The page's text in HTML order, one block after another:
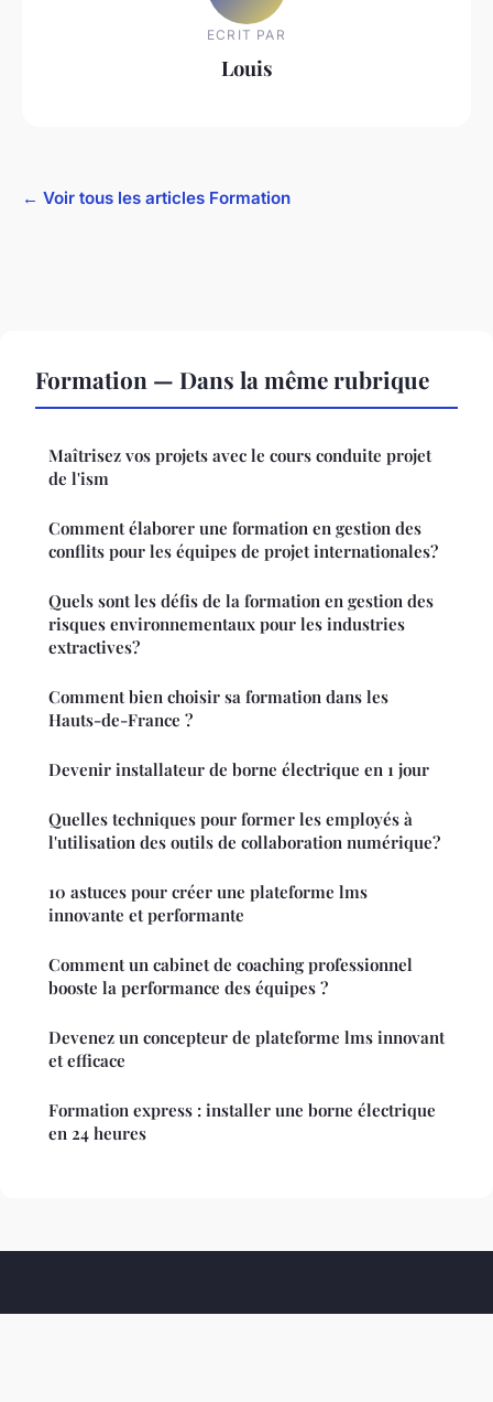
ECRIT PAR
Louis
← Voir tous les articles Formation
Formation — Dans la même rubrique
Maîtrisez vos projets avec le cours conduite projet
de l'ism
Comment élaborer une formation en gestion des
conflits pour les équipes de projet internationales?
Quels sont les défis de la formation en gestion des
risques environnementaux pour les industries
extractives?
Comment bien choisir sa formation dans les
Hauts-de-France ?
Devenir installateur de borne électrique en 1 jour
Quelles techniques pour former les employés à
l'utilisation des outils de collaboration numérique?
10 astuces pour créer une plateforme lms
innovante et performante
Comment un cabinet de coaching professionnel
booste la performance des équipes ?
Devenez un concepteur de plateforme lms innovant
et efficace
Formation express : installer une borne électrique
en 24 heures
Association Abv